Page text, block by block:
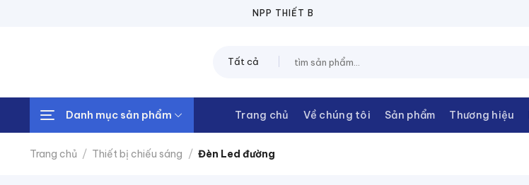
NPP THIẾT BỊ ĐIỆN THANH CHÂU
kiếm:
Danh mục sản phẩm Trang chủ Về chúng tôi Sản phẩm Thương hiệu
Trang chủ / Thiết bị chiếu sáng / Đèn Led đường